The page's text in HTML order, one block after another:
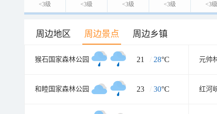
<3级 <3级 <3级 <3级 <3级
周边地区 周边景点 周边乡镇
猴石国家森林公园 21 / 28°C 元帅
和睦国家森林公园 23 / 30°C 红河